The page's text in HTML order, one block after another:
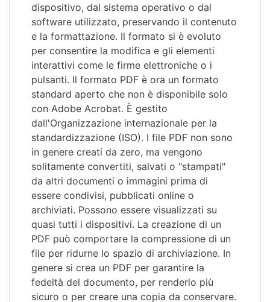
dispositivo, dal sistema operativo o dal
software utilizzato, preservando il contenuto
e la formattazione. Il formato si è evoluto
per consentire la modifica e gli elementi
interattivi come le firme elettroniche o i
pulsanti. Il formato PDF è ora un formato
standard aperto che non è disponibile solo
con Adobe Acrobat. È gestito
dall'Organizzazione internazionale per la
standardizzazione (ISO). I file PDF non sono
in genere creati da zero, ma vengono
solitamente convertiti, salvati o "stampati"
da altri documenti o immagini prima di
essere condivisi, pubblicati online o
archiviati. Possono essere visualizzati su
quasi tutti i dispositivi. La creazione di un
PDF può comportare la compressione di un
file per ridurne lo spazio di archiviazione. In
genere si crea un PDF per garantire la
fedeltà del documento, per renderlo più
sicuro o per creare una copia da conservare.